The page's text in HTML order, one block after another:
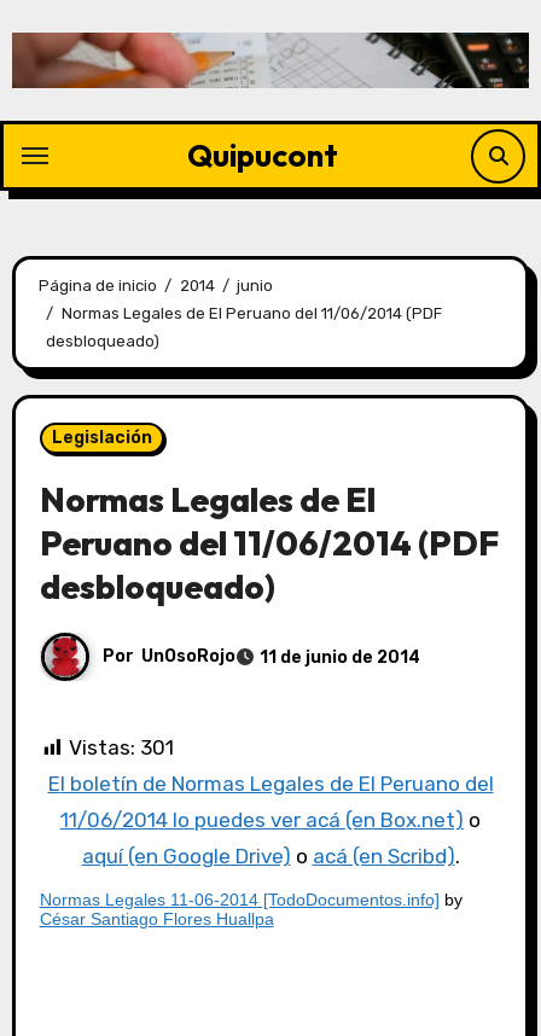
Quipucont
Página de inicio 2014
junio
Normas Legales de El Peruano del 11/06/2014 (PDF
desbloqueado)
Legislación
Normas Legales de El
Peruano del 11/06/2014 (PDF
desbloqueado)
Por UnOsoRojo 11 de junio de 2014
Vistas: 301
El boletín de Normas Legales de El Peruano del
11/06/2014 lo puedes ver acá (en Box.net) o
aquí (en Google Drive) o acá (en Scribd).
Normas Legales 11-06-2014 [TodoDocumentos.info] by
César Santiago Flores Huallpa